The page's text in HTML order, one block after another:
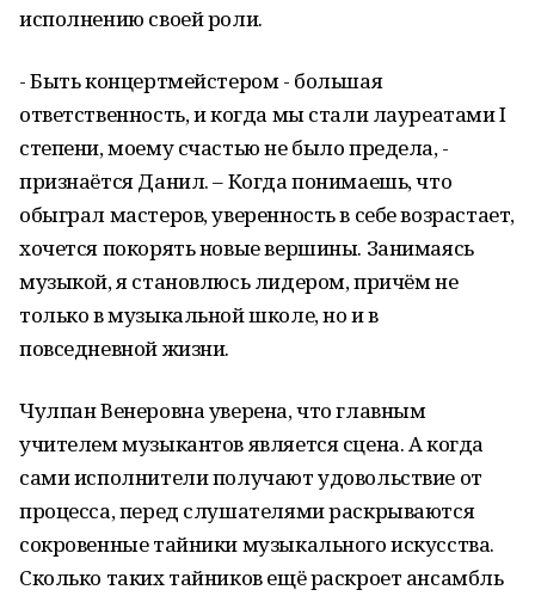
исполнению своей роли.
- Быть концертмейстером - большая
ответственность, и когда мы стали лауреатами I
степени, моему счастью не было предела, -
признаётся Данил. – Когда понимаешь, что
обыграл мастеров, уверенность в себе возрастает,
хочется покорять новые вершины. Занимаясь
музыкой, я становлюсь лидером, причём не
только в музыкальной школе, но и в
повседневной жизни.
Чулпан Венеровна уверена, что главным
учителем музыкантов является сцена. А когда
сами исполнители получают удовольствие от
процесса, перед слушателями раскрываются
сокровенные тайники музыкального искусства.
Сколько таких тайников ещё раскроет ансамбль